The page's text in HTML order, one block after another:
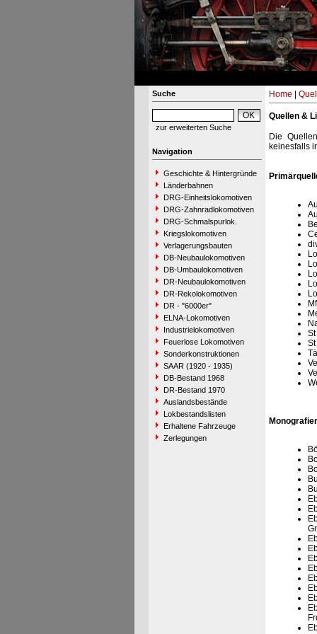
Suche
zur erweiterten Suche
Navigation
Geschichte & Hintergründe
Länderbahnen
DRG-Einheitslokomotiven
DRG-Zahnradlokomotiven
DRG-Schmalspurlok.
Kriegslokomotiven
Verlagerungsbauten
DB-Neubaulokomotiven
DB-Umbaulokomotiven
DR-Neubaulokomotiven
DR-Rekolokomotiven
DR - "6000er"
ELNA-Lokomotiven
Industrielokomotiven
Feuerlose Lokomotiven
Sonderkonstruktionen
SAAR (1920 - 1935)
DB-Bestand 1968
DR-Bestand 1970
Auslandsbestände
Lokbestandslisten
Erhaltene Fahrzeuge
Zerlegungen
Home
Quellen &
Die
keinesfalls